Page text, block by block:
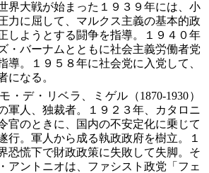
界大戦が始まった１９３９年には、小
力に屈して、マルクス主義の基本的政
しようとする闘争を指導。１９４０年
・バーナムとともに社会主義労働者党
導。１９５８年に社会党に入党して、
になる。
・デ・リベラ、ミゲル（1870-1930）
人、独裁者。１９２３年、カタロニ
官のときに、国内の不安定化に乗じて
行。軍人から成る執政政府を樹立。１
恐慌下で財政政策に失敗して失脚。そ
アントニオは、ファシスト政党「フェ